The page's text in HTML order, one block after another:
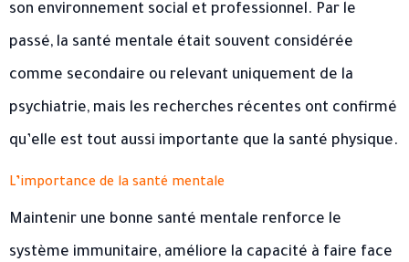
son environnement social et professionnel. Par le
passé, la santé mentale était souvent considérée
comme secondaire ou relevant uniquement de la
psychiatrie, mais les recherches récentes ont confirmé
qu’elle est tout aussi importante que la santé physique.
L’importance de la santé mentale
Maintenir une bonne santé mentale renforce le
système immunitaire, améliore la capacité à faire face